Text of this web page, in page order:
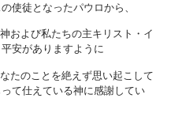
使徒となったパウロから、
および私たちの主キリスト・イ
安がありますように
たのことを絶えず思い起こして
て仕えている神に感謝してい